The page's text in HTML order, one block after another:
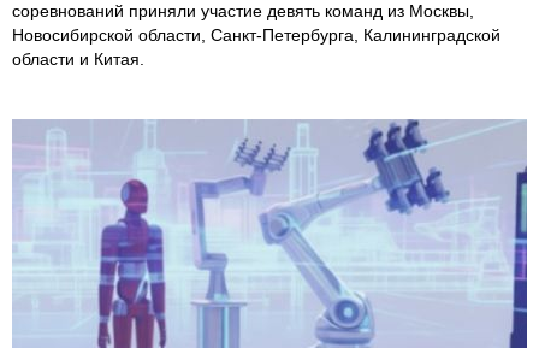
соревнований приняли участие девять команд из Москвы,
Новосибирской области, Санкт-Петербурга, Калининградской
области и Китая.